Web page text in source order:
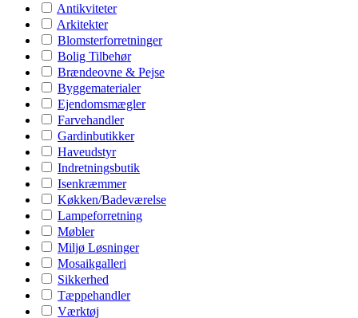
Antikviteter
Arkitekter
Blomsterforretninger
Bolig Tilbehør
Brændeovne & Pejse
Byggematerialer
Ejendomsmægler
Farvehandler
Gardinbutikker
Haveudstyr
Indretningsbutik
Isenkræmmer
Køkken/Badeværelse
Lampeforretning
Møbler
Miljø Løsninger
Mosaikgalleri
Sikkerhed
Tæppehandler
Værktøj